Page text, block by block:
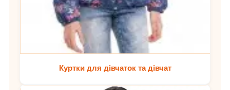
Куртки для дівчаток та дівчат